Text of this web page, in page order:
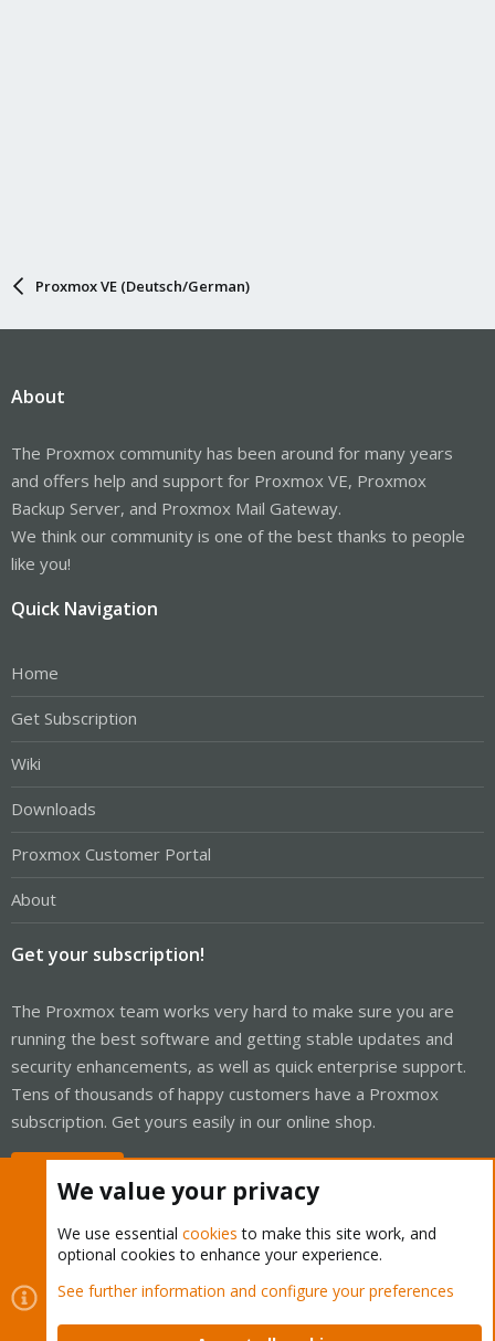
Proxmox VE (Deutsch/German)
About
The Proxmox community has been around for many years
and offers help and support for Proxmox VE, Proxmox
Backup Server, and Proxmox Mail Gateway.
We think our community is one of the best thanks to people
like you!
Quick Navigation
Home
Get Subscription
Wiki
Downloads
Proxmox Customer Portal
About
Get your subscription!
The Proxmox team works very hard to make sure you are
running the best software and getting stable updates and
security enhancements, as well as quick enterprise support.
Tens of thousands of happy customers have a Proxmox
subscription. Get yours easily in our online shop.
Cookies
Proxmox Support Forum - Light Mode
Contact us
Terms and rules Privacy policy Help Home
We value your privacy
We use essential cookies to make this site work, and
optional cookies to enhance your experience.
See further information and configure your preferences